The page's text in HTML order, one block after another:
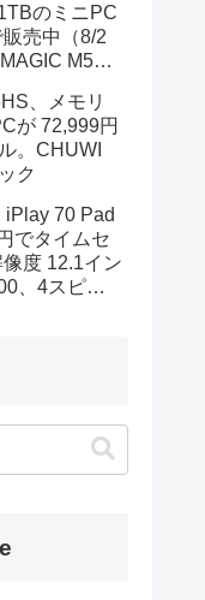
のミニPC
売中（8/2
M5の
、メモリ
が 72,999円
。CHUWI
ク
70 Pad
でタイムセ
度 12.1イン
、4スピー